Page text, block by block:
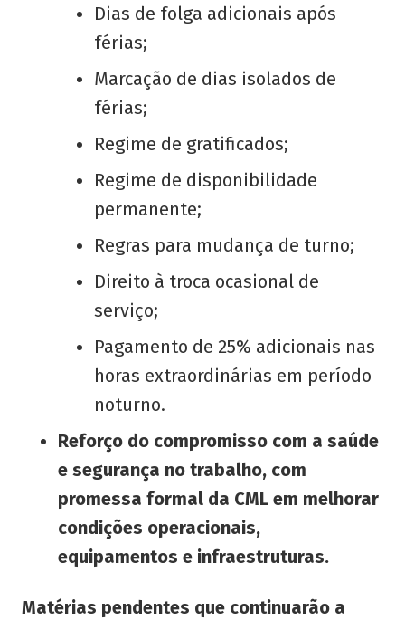
Dias de folga adicionais após
férias;
Marcação de dias isolados de
férias;
Regime de gratificados;
Regime de disponibilidade
permanente;
Regras para mudança de turno;
Direito à troca ocasional de
serviço;
Pagamento de 25% adicionais nas
horas extraordinárias em período
noturno.
Reforço do compromisso com a saúde
e segurança no trabalho, com
promessa formal da CML em melhorar
condições operacionais,
equipamentos e infraestruturas.
Matérias pendentes que continuarão a